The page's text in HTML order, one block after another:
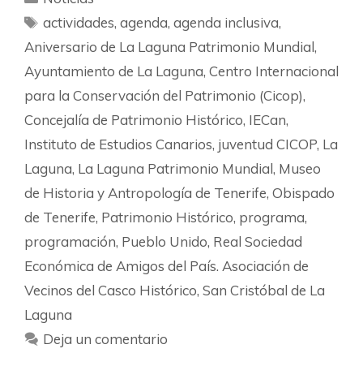
actividades,agenda,agenda inclusiva,
Aniversario de La Laguna Patrimonio Mundial,
Ayuntamiento de La Laguna, Centro Internacional
para la Conservación del Patrimonio (Cicop),
Concejalía de Patrimonio Histórico, IECan,
Instituto de Estudios Canarios, juventud CICOP, La
Laguna, La Laguna Patrimonio Mundial, Museo
de Historia y Antropología de Tenerife, Obispado
de Tenerife, Patrimonio Histórico, programa,
programación, Pueblo Unido, Real Sociedad
Económica de Amigos del País. Asociación de
Vecinos del Casco Histórico, San Cristóbal de La
Laguna
Deja un comentario